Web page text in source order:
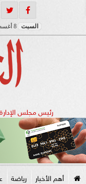
السبت 8 أغسطس 2026
رئيس مجلس
أهم الأخبار رياضة